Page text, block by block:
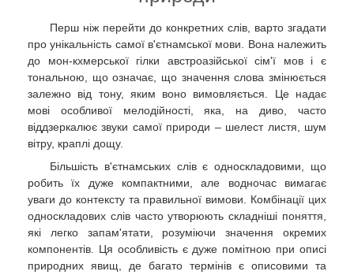
Перш ніж перейти до конкретних слів, варто згадати
про унікальність самої в'єтнамської мови. Вона належить
до мон-кхмерської гілки австроазійської сім'ї мов і є
тональною, що означає, що значення слова змінюється
залежно від тону, яким воно вимовляється. Це надає
мові особливої мелодійності, яка, на диво, часто
віддзеркалює звуки самої природи – шелест листя, шум
вітру, краплі дощу.
Більшість в'єтнамських слів є односкладовими, що
робить їх дуже компактними, але водночас вимагає
уваги до контексту та правильної вимови. Комбінації цих
односкладових слів часто утворюють складніші поняття,
які легко запам'ятати, розуміючи значення окремих
компонентів. Ця особливість є дуже помітною при описі
природних явищ, де багато термінів є описовими та